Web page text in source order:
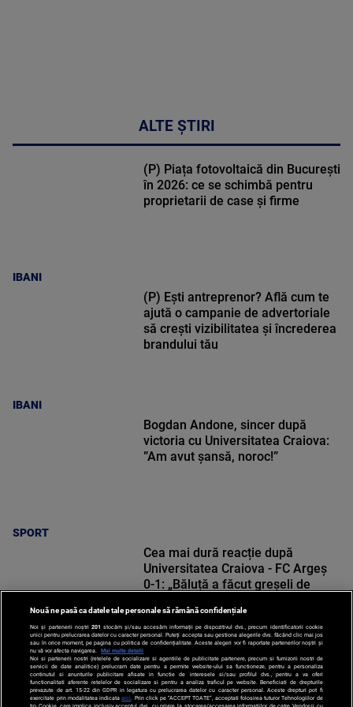
ALTE ȘTIRI
IBANI
(P) Piața fotovoltaică din București
în 2026: ce se schimbă pentru
proprietarii de case și firme
IBANI
(P) Ești antreprenor? Află cum te
ajută o campanie de advertoriale
să crești vizibilitatea și încrederea
brandului tău
SPORT
Bogdan Andone, sincer după
victoria cu Universitatea Craiova:
”Am avut șansă, noroc!”
SPORT
Cea mai dură reacție după
Universitatea Craiova - FC Argeș
0-1: „Băluță a făcut greșeli de
Nouă ne pasă ca datele tale personale să rămână confidențiale
Noi și partenerii noștri 201 stocăm și/sau accesăm informații pe dispozitivul dvs., precum identificatorii cookie
unici pentru prelucrarea datelor cu caracter personal. Puteți accepta sau gestiona alegerile dvs. făcând clic mai jos
sau în orice moment, pe pagina cu politica de confidențialitate. Aceste alegeri vor fi raportate partenerilor noștri și
nu vă vor afecta navigarea.
Mai multe detalii
Noi si partenerii nostri (retelele de socializare si agentiile de publicitate partenere, precum si furnizorii nostri de
servicii de date analitice) prelucram date pentru a permite website-ului sa functioneze, pentru a personaliza
continutul si anunturile publicitare afisate in functie de interesele si/sau profilul dvs., pentru a va oferi
functionalitati aferente retelelor de socializare si pentru a analiza traficul pe website. Beneficiati de drepturile
prevazute de art. 15-22 din GDPR in legatura cu prelucrarea datelor cu caracter personal. Aceste drepturi pot fi
exercitate prin modalitatea indicataaici . Prin click pe “ACCEPT TOATE”, acceptati folosirea tuturor Tehnologiilor de
tip Cookie, care implica inclusiv acceptul dvs. cu privire la stocarea/accesarea informatiilor de catre Vendor-ii cu